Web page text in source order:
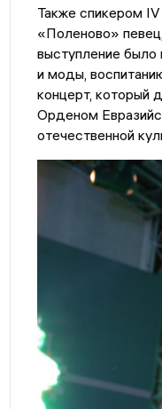
Также спикером
«Поленово»
выступление было
и моды,
концерт, который
Орденом
отечественной